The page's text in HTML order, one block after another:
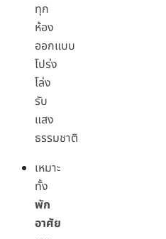
ทุก
ห้อง
ออกแบบ
โปร่ง
โล่ง
รับ
แสง
ธรรมชาติ
เหมาะ
ทั้ง
พัก
อาศัย